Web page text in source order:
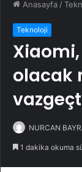
Anasayfa /
Teknoloji
olacak
NURCAN
1 dakika okuma